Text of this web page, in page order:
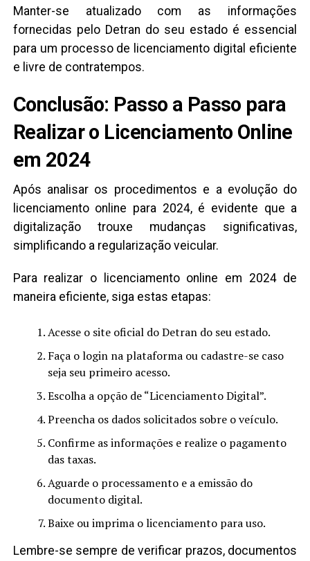
Manter-se atualizado com as informações
fornecidas pelo Detran do seu estado é essencial
para um processo de licenciamento digital eficiente
e livre de contratempos.
Conclusão: Passo a Passo para
Realizar o Licenciamento Online
em 2024
Após analisar os procedimentos e a evolução do
licenciamento online para 2024, é evidente que a
digitalização trouxe mudanças significativas,
simplificando a regularização veicular.
Para realizar o licenciamento online em 2024 de
maneira eficiente, siga estas etapas:
Acesse o site oficial do Detran do seu estado.
Faça o login na plataforma ou cadastre-se caso
seja seu primeiro acesso.
Escolha a opção de “Licenciamento Digital”.
Preencha os dados solicitados sobre o veículo.
Confirme as informações e realize o pagamento
das taxas.
Aguarde o processamento e a emissão do
documento digital.
Baixe ou imprima o licenciamento para uso.
Lembre-se sempre de verificar prazos, documentos